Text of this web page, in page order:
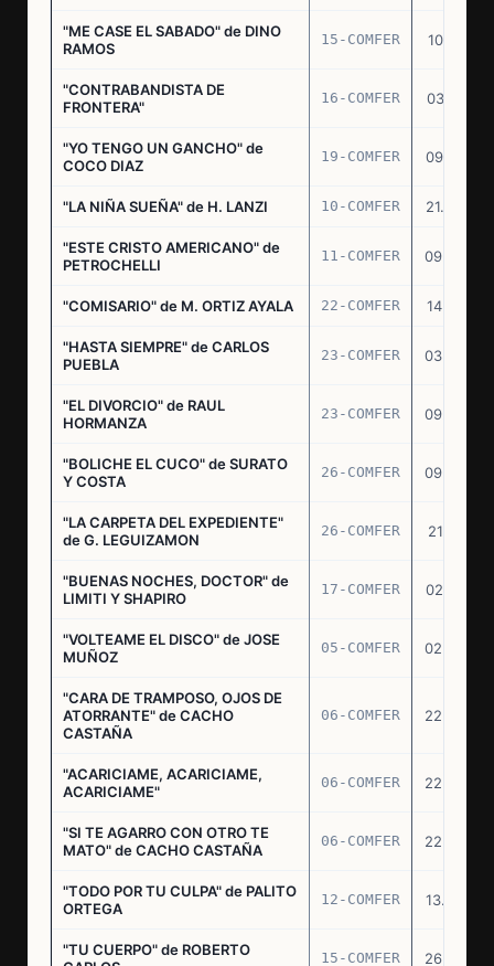
"ME CASE EL SABADO" de DINO
RAMOS
15-COMFER 10.10.74
"CONTRABANDISTA DE
FRONTERA"
16-COMFER 03.12.74
"YO TENGO UN GANCHO" de
COCO DIAZ
19-COMFER 09.01.75
"LA NIÑA SUEÑA" de H. LANZI 10-COMFER 21.03.75
"ESTE CRISTO AMERICANO" de
PETROCHELLI
11-COMFER 09.04.75
"COMISARIO" de M. ORTIZ AYALA 22-COMFER 14.07.75
"HASTA SIEMPRE" de CARLOS
PUEBLA
23-COMFER 03.09.75
"EL DIVORCIO" de RAUL
HORMANZA
23-COMFER 09.09.75
"BOLICHE EL CUCO" de SURATO
Y COSTA
26-COMFER 09.09.75
"LA CARPETA DEL EXPEDIENTE"
de G. LEGUIZAMON
26-COMFER 21.10.75
"BUENAS NOCHES, DOCTOR" de
LIMITI Y SHAPIRO
17-COMFER 02.01.76
"VOLTEAME EL DISCO" de JOSE
MUÑOZ
05-COMFER 02.02.76
"CARA DE TRAMPOSO, OJOS DE
ATORRANTE" de CACHO
CASTAÑA
06-COMFER 22.04.76
"ACARICIAME, ACARICIAME,
ACARICIAME"
06-COMFER 22.04.76
"SI TE AGARRO CON OTRO TE
MATO" de CACHO CASTAÑA
06-COMFER 22.04.76
"TODO POR TU CULPA" de PALITO
ORTEGA
12-COMFER 13.05.76
"TU CUERPO" de ROBERTO
15-COMFER 26.05.76